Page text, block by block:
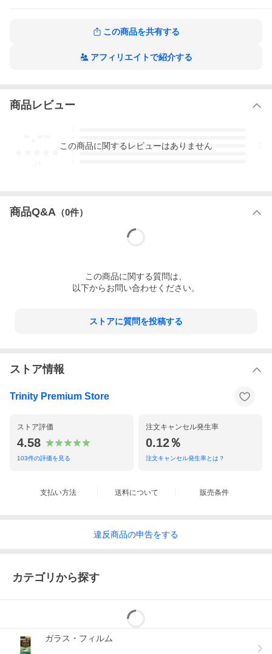
この商品を共有する
アフィリエイトで紹介する
商品レビュー
3
この商品に関するレビューはありません
商品Q&A （0件）
この商品に関する質問は、
以下からお問い合わせください。
ストアに質問を投稿する
ストア情報
Trinity Premium Store
ストア評価
4.58
103件の評価を見る
注文キャンセル発生率
0.12％
注文キャンセル発生率とは？
支払い方法 送料について 販売条件
違反商品の申告をする
カテゴリから探す
ガラス・フィルム